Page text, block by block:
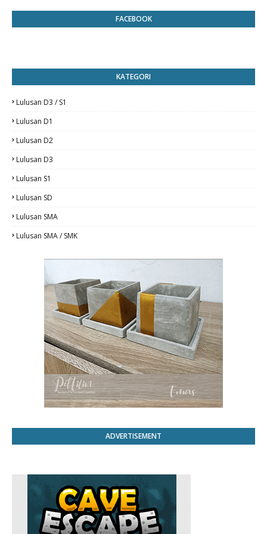
FACEBOOK
KATEGORI
Lulusan D3 / S1
Lulusan D1
Lulusan D2
Lulusan D3
Lulusan S1
Lulusan SD
Lulusan SMA
Lulusan SMA / SMK
ADVERTISEMENT